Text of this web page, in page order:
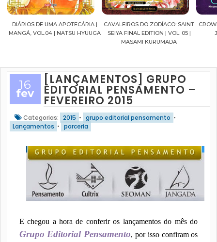
UMA APOTECÁRIA |
| NATSU HYUUGA
CAVALEIROS DO ZODÍACO: SAINT
SEIYA FINAL EDITION | VOL. 05 |
MASAMI KURUMADA
CROWN OF WAR
J.R.WARD
16
fev
[LANÇAMENTOS] GRUPO
EDITORIAL PENSAMENTO –
FEVEREIRO 2015
Categorias: 2015 • grupo editorial pensamento •
Lançamentos • parceria
E chegou a hora de conferir os lançamentos do mês do
Grupo Editorial Pensamento, por isso confiram os